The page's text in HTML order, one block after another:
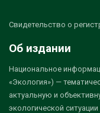
Свидетельство о
Об издании
Национальное
«Экология») —
актуальную и
экологической